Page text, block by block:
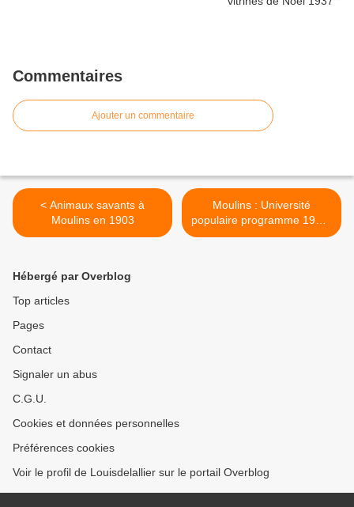
Commentaires
Ajouter un commentaire
< Animaux savants à
Moulins en 1903
Moulins : Université
populaire programme 1903-
1904 >
Hébergé par Overblog
Top articles
Pages
Contact
Signaler un abus
C.G.U.
Cookies et données personnelles
Préférences cookies
Voir le profil de Louisdelallier sur le portail Overblog